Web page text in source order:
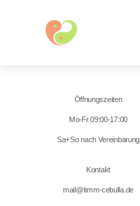
Öffnungszeiten
Mo-Fr 09:00-17:00
Sa+So nach Vereinbarung
Kontakt
mail@timm-cebulla.de